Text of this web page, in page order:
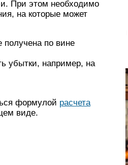
При этом необходимо
на которые может
получена по вине
убытки, например, на
формулой расчета
виде.